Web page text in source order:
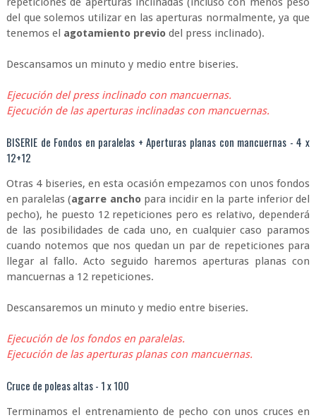
del que solemos utilizar en las aperturas normalmente, ya que
tenemos el agotamiento previodel press inclinado).
Descansamos un minuto y medio entre biseries.
Ejecución del press inclinado con mancuernas.
Ejecución de las aperturas inclinadas con mancuernas.
BISERIE de Fondos en paralelas + Aperturas planas con mancuernas - 4 x
12+12
Otras 4 biseries, en esta ocasión empezamos con unos fondos
en paralelas (agarre anchopara incidir en la parte inferior del
pecho), he puesto 12 repeticiones pero es relativo, dependerá
de las posibilidades de cada uno, en cualquier caso paramos
cuando notemos que nos quedan un par de repeticiones para
llegar al fallo. Acto seguido haremos aperturas planas con
mancuernas a 12 repeticiones.
Descansaremos un minuto y medio entre biseries.
Ejecución de los fondos en paralelas.
Ejecución de las aperturas planas con mancuernas.
Cruce de poleas altas - 1 x 100
Terminamos el entrenamiento de pecho con unos cruces en